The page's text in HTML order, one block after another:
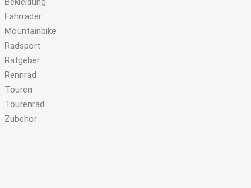
Fahrräder
Mountainbike
Radsport
Ratgeber
Rennrad
Touren
Tourenrad
Zubehör